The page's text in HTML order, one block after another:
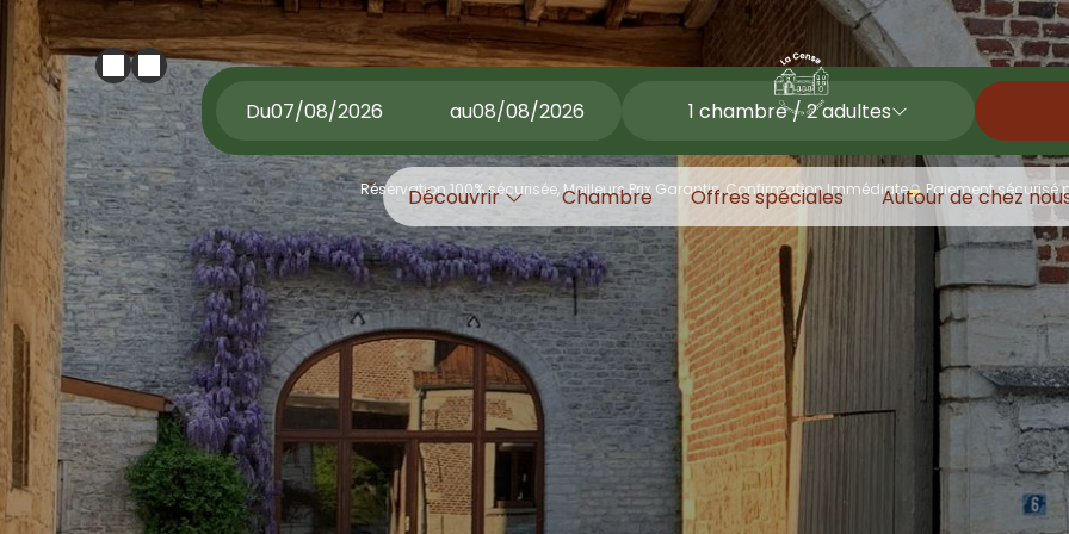
Découvrir Chambre Offres spéciales Autour de chez
Du au 1 chambre /2adultes
Réservation 100% sécurisée, Meilleurs Prix Garantis, Confirmation Immédiate Paiement sécurisé